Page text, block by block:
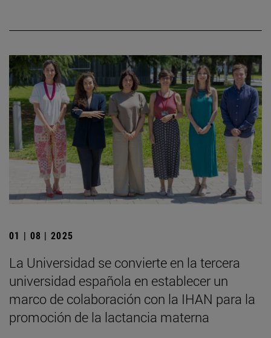
01 | 08 | 2025
La Universidad se convierte en la tercera
universidad española en establecer un
marco de colaboración con la IHAN para la
promoción de la lactancia materna